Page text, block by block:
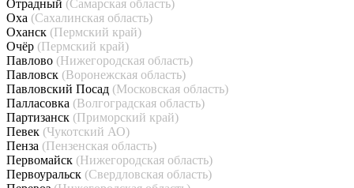
Отрадный (Самарская область)
Оха (Сахалинская область)
Оханск (Пермский край)
Очёр (Пермский край)
Павлово (Нижегородская область)
Павловск (Воронежская область)
Павловский Посад (Московская область)
Палласовка (Волгоградская область)
Партизанск (Приморский край)
Певек (Чукотский АО)
Пенза (Пензенская область)
Первомайск (Нижегородская область)
Первоуральск (Свердловская область)